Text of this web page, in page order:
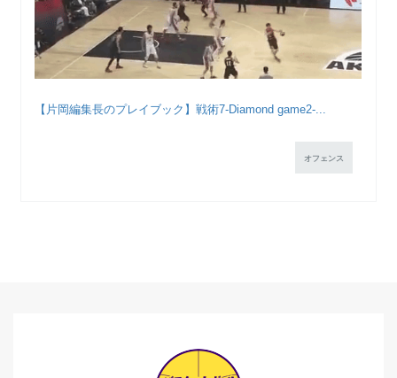
【片岡編集長のプレイブック】戦術7-Diamond game2-...
オフェンス